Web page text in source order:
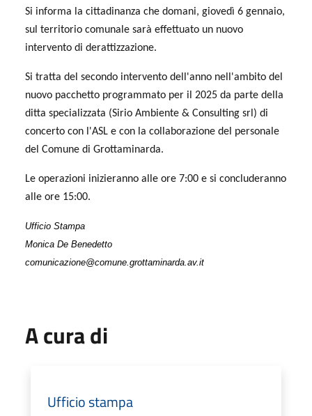
Si informa la cittadinanza che domani, giovedì 6 gennaio,
sul territorio comunale sarà effettuato un nuovo
intervento di derattizzazione.
Si tratta del secondo intervento dell'anno nell'ambito del
nuovo pacchetto programmato per il 2025 da parte della
ditta specializzata (Sirio Ambiente & Consulting srl) di
concerto con l'ASL e con la collaborazione del personale
del Comune di Grottaminarda.
Le operazioni inizieranno alle ore 7:00 e si concluderanno
alle ore 15:00.
Ufficio Stampa
Monica De Benedetto
comunicazione@comune.grottaminarda.av.it
A cura di
Ufficio stampa